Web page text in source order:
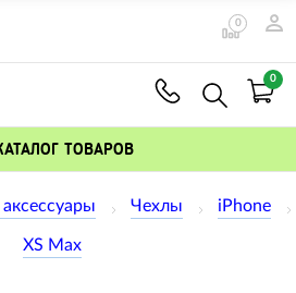
0
0
ТОВАРОВ
Чехлы iPhone
XS Max